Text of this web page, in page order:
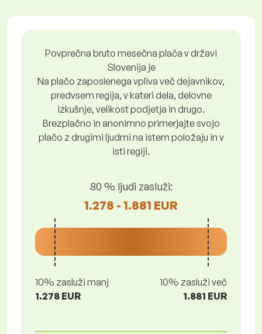
Povprečna bruto mesečna plača v državi
Slovenija je
Na plačo zaposlenega vpliva več dejavnikov,
predvsem regija, v kateri dela, delovne
izkušnje, velikost podjetja in drugo.
Brezplačno in anonimno primerjajte svojo
plačo z drugimi ljudmi na istem položaju in v
isti regiji.
80 % ljudi zasluži:
1.278 - 1.881 EUR
10% zasluži manj
1.278 EUR
10% zasluži več
1.881 EUR